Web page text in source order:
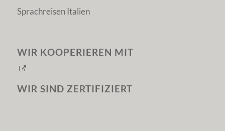
Sprachreisen Italien
WIR KOOPERIEREN MIT
WIR SIND ZERTIFIZIERT